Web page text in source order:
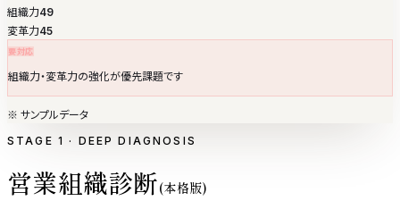
組織力49
変革力45
要対応
組織力・変革力の強化が優先課題です
※ サンプルデータ
STAGE 1 · DEEP DIAGNOSIS
営業組織診断(本格版)